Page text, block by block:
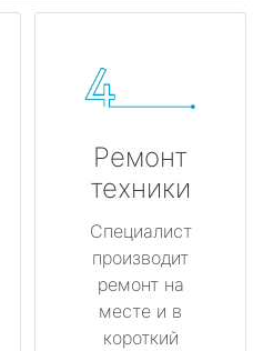
Ремонт
техники
Специалист
производит
ремонт на
месте и в
короткий